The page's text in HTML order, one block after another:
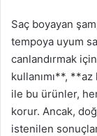
Saç boyayan
tempoya uyum
canlandırmak
kullanımı**,
ile bu ürünler,
korur. Ancak,
istenilen